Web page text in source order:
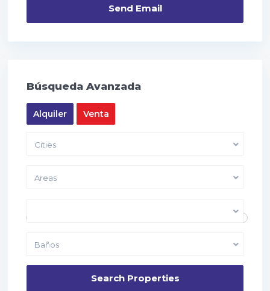
Búsqueda Avanzada
Alquiler Venta
Cities
Areas
Baños